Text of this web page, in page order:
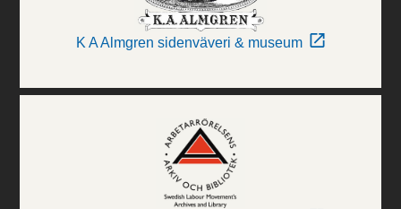
K A Almgren sidenväveri & museum